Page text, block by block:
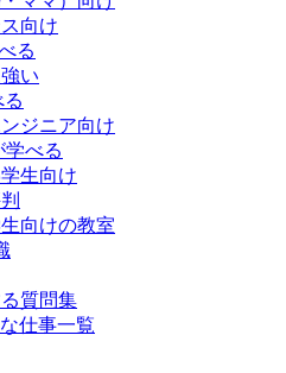
向け
る
い
ジニア向け
学べる
生向け
向けの教室
質問集
仕事一覧